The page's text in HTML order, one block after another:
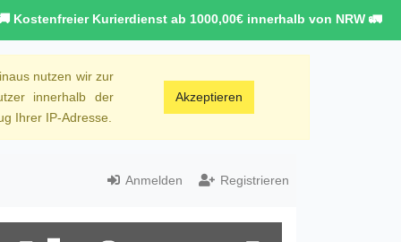
Kostenfreier Kurierdienst ab 1000,00€ innerhalb von NRW 🚛
nutzen wir zur
innerhalb der
Ihrer IP-Adresse.
Akzeptieren
Anmelden Registrieren